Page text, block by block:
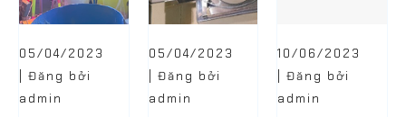
05/04/2023
| Đăng bởi
admin
05/04/2023
| Đăng bởi
admin
10/06/2023
| Đăng bởi
admin